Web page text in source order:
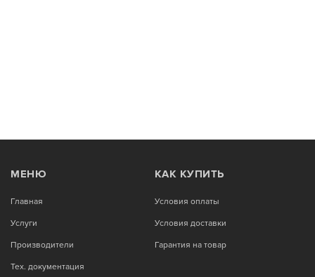
МЕНЮ
Главная
Услуги
Производители
Тех. документация
КАК КУПИТЬ
Условия оплаты
Условия доставки
Гарантия на товар